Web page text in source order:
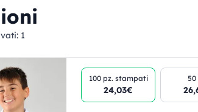
1
100 pz. stampati
24,03€
50